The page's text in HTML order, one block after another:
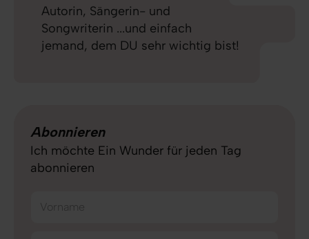
Autorin, Sängerin- und
Songwriterin ...und einfach
jemand, dem DU sehr wichtig bist!
Abonnieren
Ich möchte Ein Wunder für jeden Tag
abonnieren
Vorname